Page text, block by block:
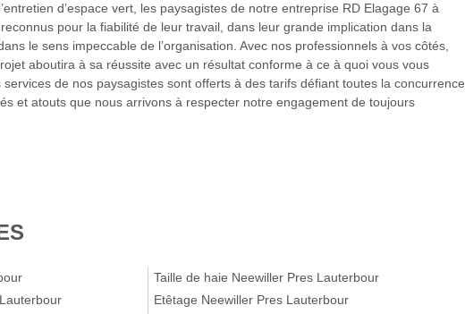
d’espace vert, les paysagistes de notre entreprise RD Elagage 67 à
pour la fiabilité de leur travail, dans leur grande implication dans la
le sens impeccable de l’organisation. Avec nos professionnels à vos côtés,
aboutira à sa réussite avec un résultat conforme à ce à quoi vous vous
de nos paysagistes sont offerts à des tarifs défiant toutes la concurrence.
et atouts que nous arrivons à respecter notre engagement de toujours
Taille de haie Neewiller Pres Lauterbour
Etêtage Neewiller Pres Lauterbour